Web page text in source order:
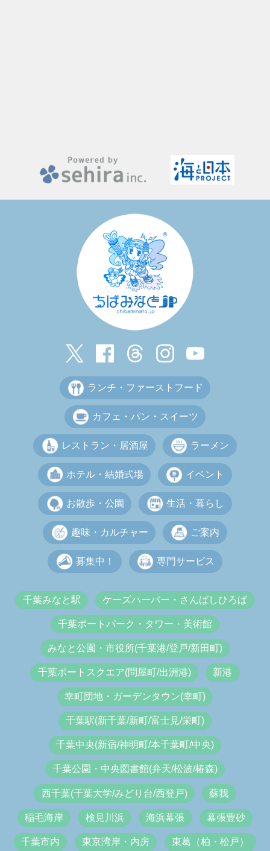
ランチ・ファーストフード
カフェ・パン・スイーツ
レストラン・居酒屋 ラーメン
ホテル・結婚式場 イベント
お散歩・公園 生活・暮らし
趣味・カルチャー ご案内
募集中！ 専門サービス
千葉みなと駅 ケーズハーバー・さんばしひろば
千葉ポートパーク・タワー・美術館
みなと公園・市役所(千葉港/登戸/新田町)
千葉ポートスクエア(問屋町/出洲港) 新港
幸町団地・ガーデンタウン(幸町)
千葉駅(新千葉/新町/富士見/栄町)
千葉中央(新宿/神明町/本千葉町/中央)
千葉公園・中央図書館(弁天/松波/椿森)
西千葉(千葉大学/みどり台/西登戸) 蘇我
稲毛海岸 検見川浜 海浜幕張 幕張豊砂
千葉市内 東京湾岸・内房 東葛（柏・松戸）